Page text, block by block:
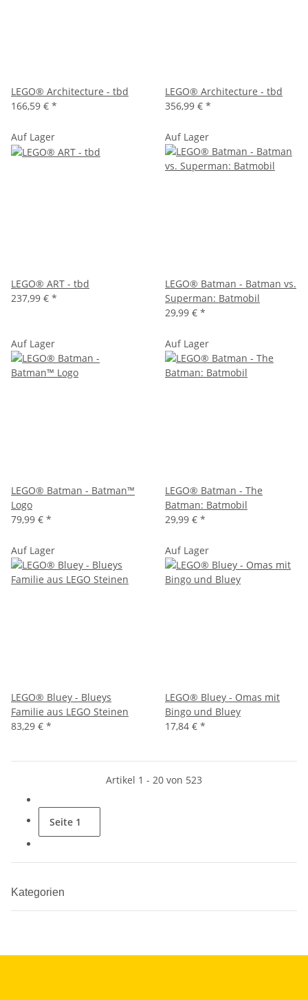
LEGO® Architecture - tbd
166,59 € *
LEGO® Architecture - tbd
356,99 € *
Auf Lager
LEGO® ART - tbd
237,99 € *
Auf Lager
LEGO® Batman - Batman vs.
Superman: Batmobil
29,99 € *
Auf Lager
LEGO® Batman - Batman™
Logo
79,99 € *
Auf Lager
LEGO® Batman - The
Batman: Batmobil
29,99 € *
Auf Lager
LEGO® Bluey - Blueys
Familie aus LEGO Steinen
83,29 € *
Auf Lager
LEGO® Bluey - Omas mit
Bingo und Bluey
17,84 € *
Artikel 1 - 20 von 523
Seite 1
Kategorien